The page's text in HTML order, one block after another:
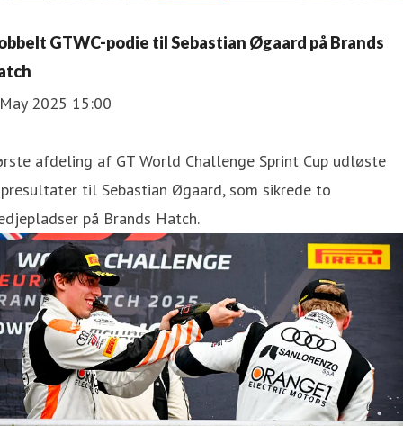
GTWC-podie til Sebastian Øgaard på Brands
2025 15:00
afdeling af GT World Challenge Sprint Cup udløste
til Sebastian Øgaard, som sikrede to
på Brands Hatch.